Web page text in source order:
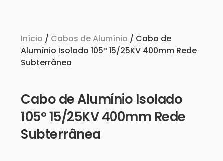
Início / Cabos de Alumínio / Cabo de
Alumínio Isolado 105º 15/25KV 400mm Rede
Subterrânea
Cabo de Alumínio Isolado
105º 15/25KV 400mm Rede
Subterrânea